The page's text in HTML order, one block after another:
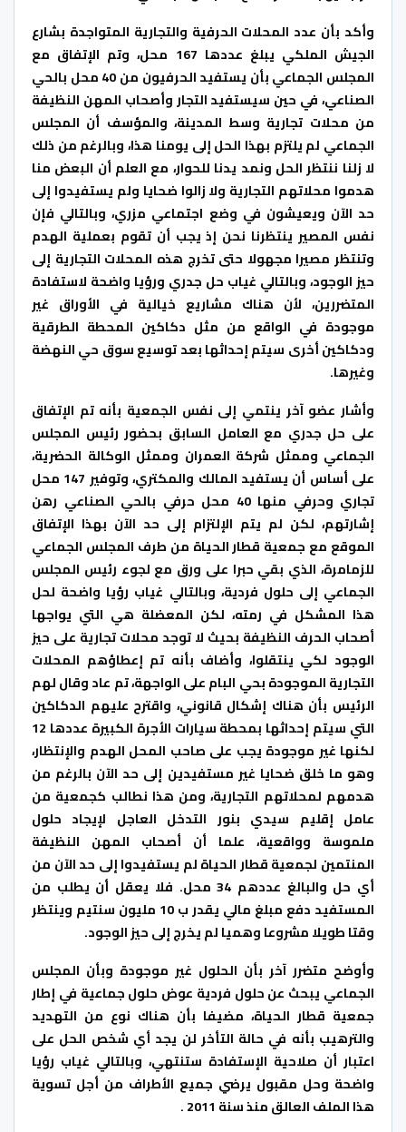
وأكد بأن عدد المحلات الحرفية والتجارية المتواجدة بشارع
الجيش الملكي يبلغ عددها 167 محل، وتم الإتفاق مع
المجلس الجماعي بأن يستفيد الحرفيون من 40 محل بالحي
الصناعي، في حين سيستفيد التجار وأصحاب المهن النظيفة
من محلات تجارية وسط المدينة، والمؤسف أن المجلس
الجماعي لم يلتزم بهذا الحل إلى يومنا هذا، وبالرغم من ذلك
لا زلنا ننتظر الحل ونمد يدنا للحوار، مع العلم أن البعض منا
هدموا محلاتهم التجارية ولا زالوا ضحايا ولم يستفيدوا إلى
حد الآن ويعيشون في وضع اجتماعي مزري، وبالتالي فإن
نفس المصير ينتظرنا نحن إذ يجب أن تقوم بعملية الهدم
وتنتظر مصيرا مجهولا حتى تخرج هذه المحلات التجارية إلى
حيز الوجود، وبالتالي غياب حل جدري ورؤيا واضحة لاستفادة
المتضررين، لأن هناك مشاريع خيالية في الأوراق غير
موجودة في الواقع من مثل دكاكين المحطة الطرقية
ودكاكين أخرى سيتم إحداثها بعد توسيع سوق حي النهضة
وغيرها.
وأشار عضو آخر ينتمي إلى نفس الجمعية بأنه تم الإتفاق
على حل جدري مع العامل السابق بحضور رئيس المجلس
الجماعي وممثل شركة العمران وممثل الوكالة الحضرية،
على أساس أن يستفيد المالك والمكتري، وتوفير 147 محل
تجاري وحرفي منها 40 محل حرفي بالحي الصناعي رهن
إشارتهم، لكن لم يتم الإلتزام إلى حد الآن بهذا الإتفاق
الموقع مع جمعية قطار الحياة من طرف المجلس الجماعي
للزمامرة، الذي بقي حبرا على ورق مع لجوء رئيس المجلس
الجماعي إلى حلول فردية، وبالتالي غياب رؤيا واضحة لحل
هذا المشكل في رمته، لكن المعضلة هي التي يواجها
أصحاب الحرف النظيفة بحيث لا توجد محلات تجارية على حيز
الوجود لكي ينتقلوا، وأضاف بأنه تم إعطاؤهم المحلات
التجارية الموجودة بحي البام على الواجهة، تم عاد وقال لهم
الرئيس بأن هناك إشكال قانوني، واقترح عليهم الدكاكين
التي سيتم إحداثها بمحطة سيارات الأجرة الكبيرة عددها 12
لكنها غير موجودة يجب على صاحب المحل الهدم والإنتظار،
وهو ما خلق ضحايا غير مستفيدين إلى حد الآن بالرغم من
هدمهم لمحلاتهم التجارية، ومن هذا نطالب كجمعية من
عامل إقليم سيدي بنور التدخل العاجل لإيجاد حلول
ملموسة وواقعية، علما أن أصحاب المهن النظيفة
المنتمين لجمعية قطار الحياة لم يستفيدوا إلى حد الآن من
أي حل والبالغ عددهم 34 محل. فلا يعقل أن يطلب من
المستفيد دفع مبلغ مالي يقدر ب 10 مليون سنتيم وينتظر
وقتا طويلا مشروعا وهميا لم يخرج إلى حيز الوجود.
وأوضح متضرر آخر بأن الحلول غير موجودة وبأن المجلس
الجماعي يبحث عن حلول فردية عوض حلول جماعية في إطار
جمعية قطار الحياة، مضيفا بأن هناك نوع من التهديد
والترهيب بأنه في حالة التأخر لن يجد أي شخص الحل على
اعتبار أن صلاحية الإستفادة ستنتهي، وبالتالي غياب رؤيا
واضحة وحل مقبول يرضي جميع الأطراف من أجل تسوية
هذا الملف العالق منذ سنة 2011 .